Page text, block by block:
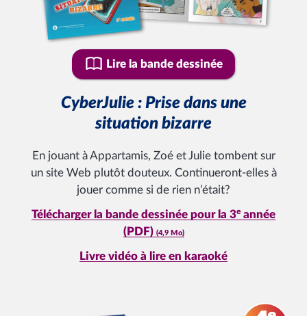
Lire la bande dessinée
CyberJulie : Prise dans une
situation bizarre
En jouant à Appartamis, Zoé et Julie tombent sur
un site Web plutôt douteux. Continueront-elles à
jouer comme si de rien n’était?
Télécharger la bande dessinée pour la 3eannée
(PDF) (4,9 Mo)
Livre vidéo à lire en karaoké